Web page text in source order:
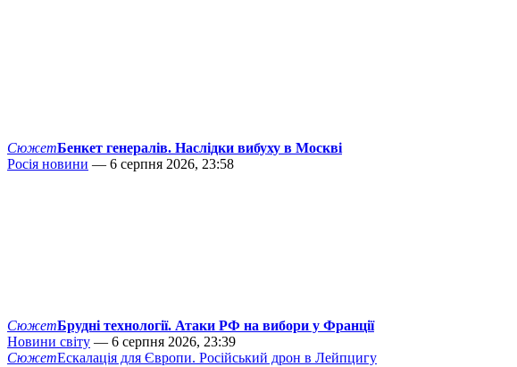
СюжетБенкет генералів. Наслідки вибуху в Москві
Росія новини — 6 серпня 2026, 23:58
СюжетБрудні технології. Атаки РФ на вибори у Франції
Новини світу — 6 серпня 2026, 23:39
СюжетЕскалація для Європи. Російський дрон в Лейпцигу